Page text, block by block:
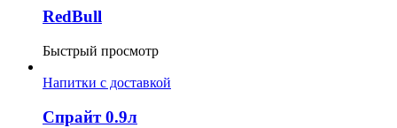
RedBull
Быстрый просмотр
Напитки с доставкой
Спрайт 0.9л